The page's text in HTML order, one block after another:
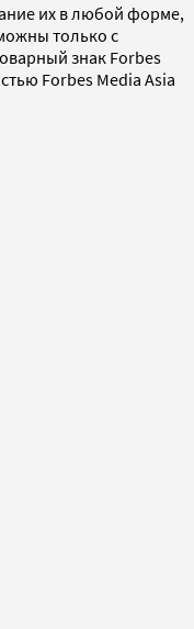
их в любой форме,
только с
знак Forbes
Forbes Media Asia